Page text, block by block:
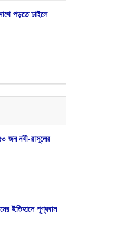
পড়তে চাইলে
জন নবী-রাসূলের
ইতিহাসে পূণ্যবান